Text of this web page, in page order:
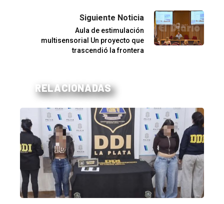
Siguiente Noticia
Aula de estimulación
multisensorial Un proyecto que
trascendió la frontera
RELACIONADAS